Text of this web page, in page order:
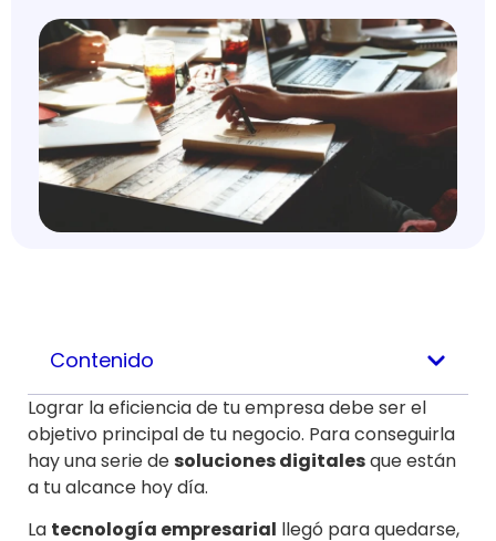
Contenido
Lograr la eficiencia de tu empresa debe ser el
objetivo principal de tu negocio. Para conseguirla
hay una serie desoluciones digitalesque están
a tu alcance hoy día.
La tecnología empresarial llegó para quedarse,